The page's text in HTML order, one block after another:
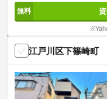
江戸川区下篠崎町